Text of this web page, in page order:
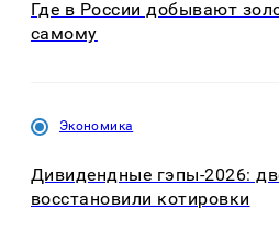
Где в России добывают
самому
Экономика
Дивидендные гэпы-2026:
восстановили котировки